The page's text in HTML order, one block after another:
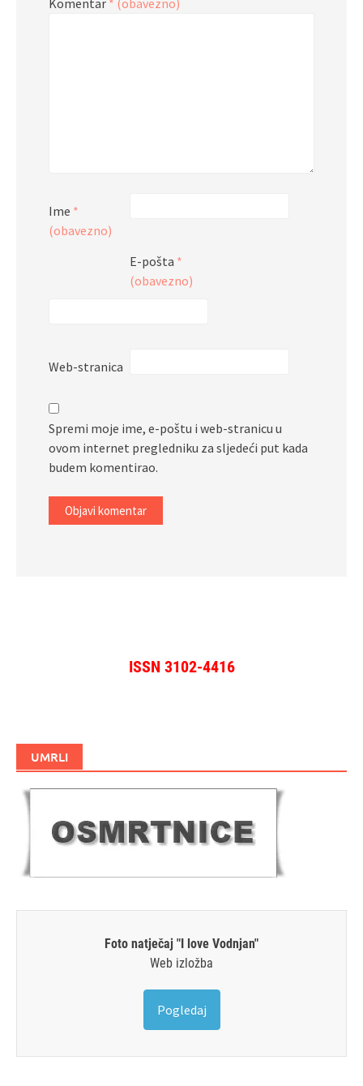
Komentar * (obavezno)
Ime *
(obavezno)
E-pošta *
(obavezno)
Web-stranica
Spremi moje ime, e-poštu i web-stranicu u
ovom internet pregledniku za sljedeći put kada
budem komentirao.
ISSN 3102-4416
UMRLI
Foto natječaj "I love Vodnjan"
Web izložba
Pogledaj